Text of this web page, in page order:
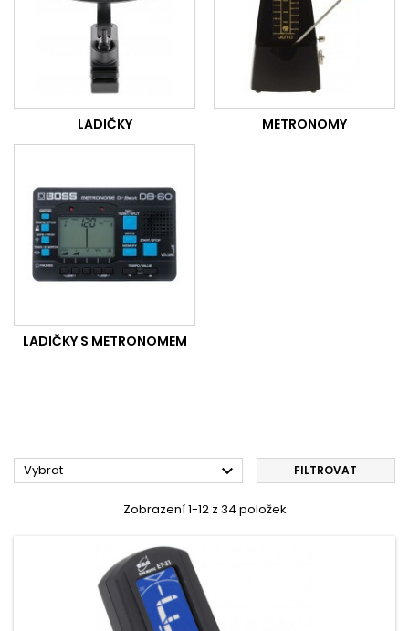
LADIČKY METRONOMY
LADIČKY S METRONOMEM
Vybrat  FILTROVAT
Zobrazení 1-12 z 34 položek